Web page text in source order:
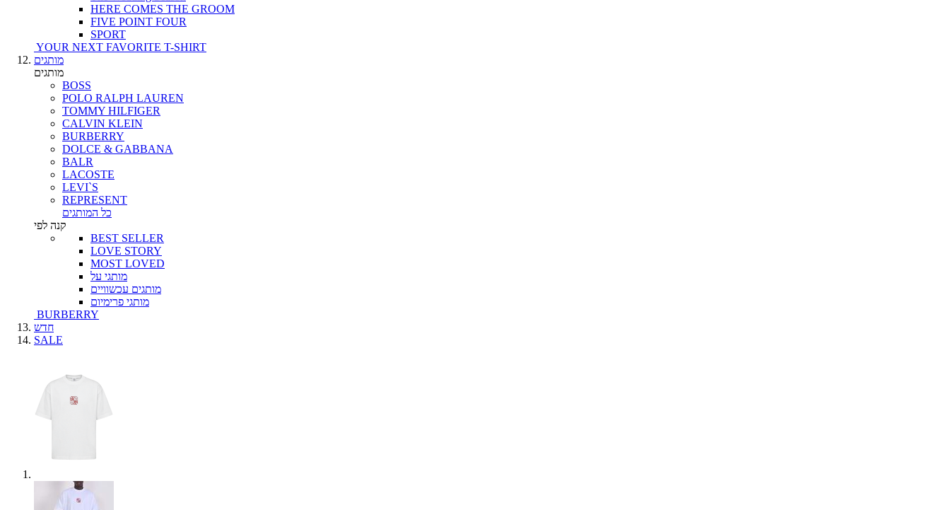
HERE COMES THE GROOM
FIVE POINT FOUR
SPORT
YOUR NEXT FAVORITE T-SHIRT
מותגים
מותגים
BOSS
POLO RALPH LAUREN
TOMMY HILFIGER
CALVIN KLEIN
BURBERRY
DOLCE & GABBANA
BALR
LACOSTE
LEVI`S
REPRESENT
כל המותגים
קנה לפי
BEST SELLER
LOVE STORY
MOST LOVED
מותגי על
מותגים עכשוויים
מותגי פרימיום
BURBERRY
חדש
SALE